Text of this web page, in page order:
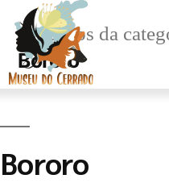
Arquivos da
Boróro
Bororo